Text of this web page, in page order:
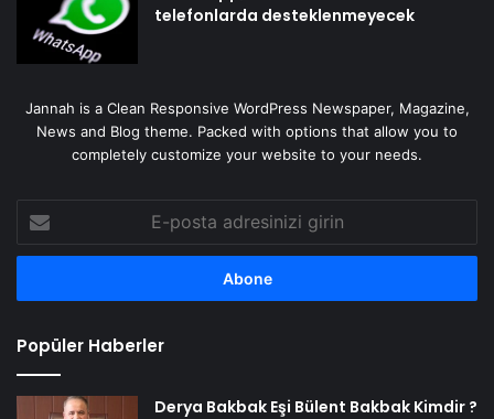
telefonlarda desteklenmeyecek
Jannah is a Clean Responsive WordPress Newspaper, Magazine,
News and Blog theme. Packed with options that allow you to
completely customize your website to your needs.
posta
adresinizi
Popüler Haberler
Derya Bakbak Eşi Bülent Bakbak Kimdir ?